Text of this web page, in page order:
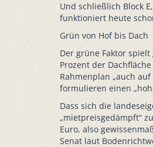
Und schließlich Block
funktioniert heute
Grün von Hof bis Dach
Der grüne Faktor
Prozent der
Rahmenplan „auch
formulieren einen
Dass sich die
„mietpreisgedämpft“
Euro, also
Senat laut